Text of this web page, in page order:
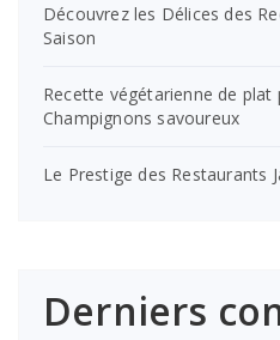
Découvrez les Délices des
Saison
Recette végétarienne de plat
Champignons savoureux
Le Prestige des Restaurants
Derniers